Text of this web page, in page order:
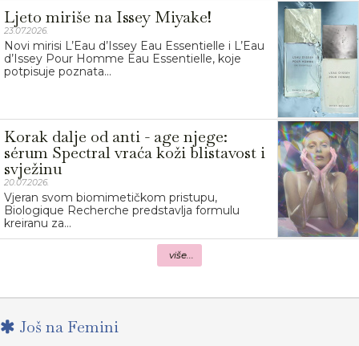
Ljeto miriše na Issey Miyake!
23.07.2026.
Novi mirisi L’Eau d’Issey Eau Essentielle i L’Eau
d’Issey Pour Homme Eau Essentielle, koje
potpisuje poznata...
Korak dalje od anti - age njege:
sérum Spectral vraća koži blistavost i
svježinu
20.07.2026.
Vjeran svom biomimetičkom pristupu,
Biologique Recherche predstavlja formulu
kreiranu za...
više...
Još na Femini